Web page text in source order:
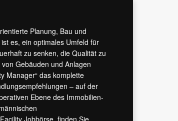
Planung, Bau und
es, ein optimales Umfeld für
zu senken, die Qualität zu
Gebäuden und Anlagen
Manager“ das komplette
– auf der
Ebene des Immobilien-